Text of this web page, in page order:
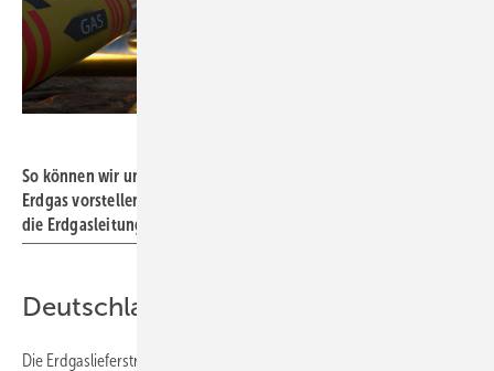
So können wir uns zukünftig einen Teil unserer Versorgung mit
Erdgas vorstellen: Als LNG wird es per Schiff angelandet und auf
die Erdgasleitungen in Deutschland verteilt
Deutschland schließt auf
Die Erdgaslieferströme in Europa laufen zu einem Großteil über